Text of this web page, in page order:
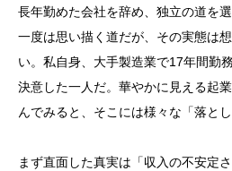
長年勤めた会社を辞め、独立の道を
一度は思い描く道だが、その実態は
い。私自身、大手製造業で17年間勤
決意した一人だ。華やかに見える起
んでみると、そこには様々な「落と
まず直面した真実は「収入の不安定